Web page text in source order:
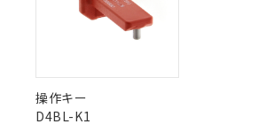
操作キー
D4BL-K1